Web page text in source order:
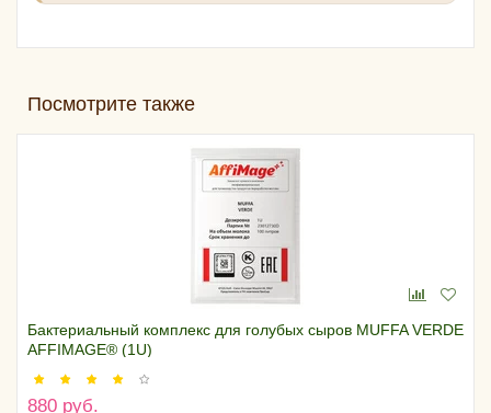
Посмотрите также
Бактериальный комплекс для голубых сыров MUFFA VERDE
AFFIMAGE® (1U)
880 руб.